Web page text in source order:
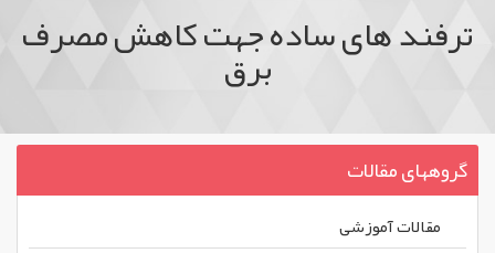
ترفند های ساده جهت کاهش مصرف
برق
گروههای مقالات
مقالات آموزشی